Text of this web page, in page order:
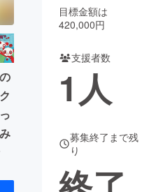
CAMPFIRE Creation
machi-ya コミュニティ
目標金額は
420,000円
支援者数
1人
募集終了まで残
り